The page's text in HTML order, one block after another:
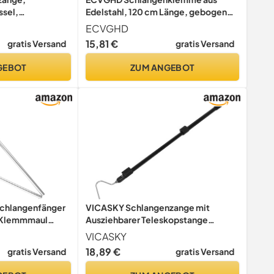
Schloss,
gratis Versand
Edelstahl, 120 cm Länge, gebogener
Kopf, Schlangenfang-Clip-
Werkzeug
ECVGHD
15,81 €
gratis Versand
ZUM ANGEBOT
gratis Versand
VICASKY Schlangenzange mit
Ausziehbarer Teleskopstange
Leichter Schlangenfänger aus
Robustem Material mit
Rutschfestem Griff für Reptilien
VICASKY
18,89 €
gratis Versand